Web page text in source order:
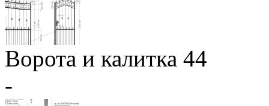
Ворота и калитка 44
-